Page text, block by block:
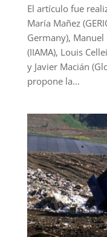
El artículo fue
María Mañez
Germany), Manuel
(IIAMA), Louis
y Javier Macián
propone la...